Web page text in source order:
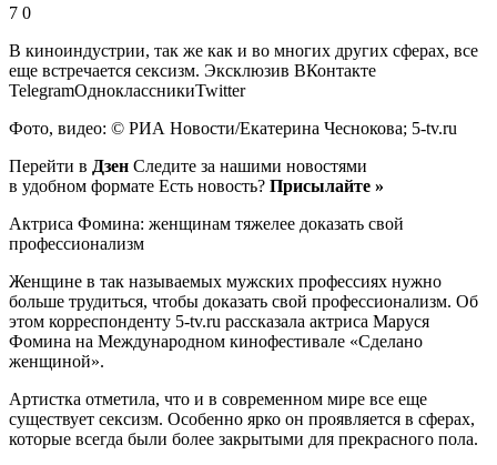
7 0
В киноиндустрии, так же как и во многих других сферах, все
еще встречается сексизм. Эксклюзив ВКонтакте
TelegramОдноклассникиTwitter
Фото, видео: © РИА Новости/Екатерина Чеснокова; 5-tv.ru
Перейти в Дзен Следите за нашими новостями
в удобном формате Есть новость? Присылайте »
Актриса Фомина: женщинам тяжелее доказать свой
профессионализм
Женщине в так называемых мужских профессиях нужно
больше трудиться, чтобы доказать свой профессионализм. Об
этом корреспонденту 5-tv.ru рассказала актриса Маруся
Фомина на Международном кинофестивале «Сделано
женщиной».
Артистка отметила, что и в современном мире все еще
существует сексизм. Особенно ярко он проявляется в сферах,
которые всегда были более закрытыми для прекрасного пола.